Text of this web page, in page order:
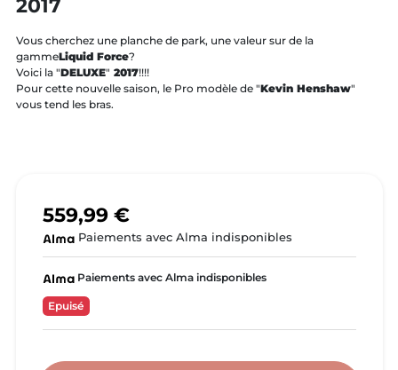
2017
Vous cherchez une planche de park, une valeur sur de la
gammeLiquid Force?
Voici la "DELUXE" 2017!!!!
Pour cette nouvelle saison, le Pro modèle de "Kevin Henshaw"
vous tend les bras.
559,99 €
Paiements avec Alma indisponibles
Paiements avec Alma indisponibles
Epuisé